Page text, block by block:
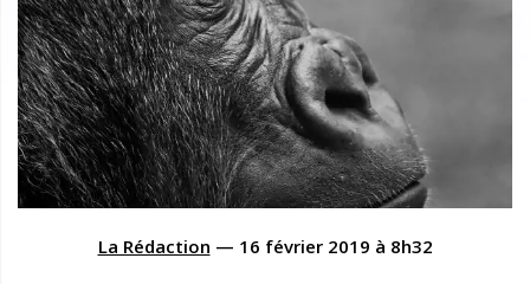
La Rédaction — 16 février 2019 à 8h32